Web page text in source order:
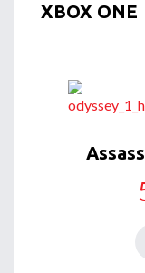
XBOX ONE